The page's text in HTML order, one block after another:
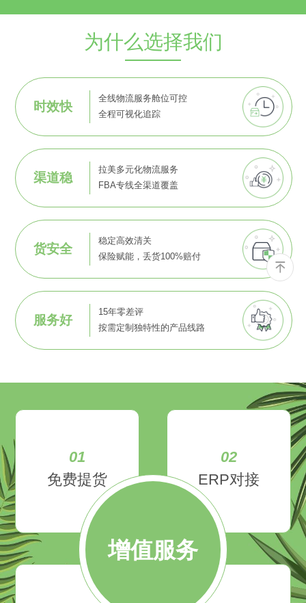
为什么选择我们
时效快
全线物流服务舱位可控
全程可视化追踪
渠道稳
拉美多元化物流服务
FBA专线全渠道覆盖
货安全
稳定高效清关
保险赋能，丢货100%赔付
服务好
15年零差评
按需定制独特性的产品线路
增值服务
01
免费提货
02
ERP对接